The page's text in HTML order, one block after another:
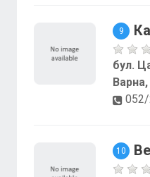
9
бул.
Варна,
10